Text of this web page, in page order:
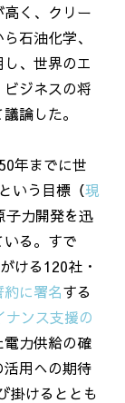
く、クリー
石油化学、
、世界のエ
ジネスの将
論した。
年までに世
いう目標（現
子力開発を迅
る。すで
ける120社・
約に署名する
ンス支援の
力供給の確
用への期待
掛けるととも